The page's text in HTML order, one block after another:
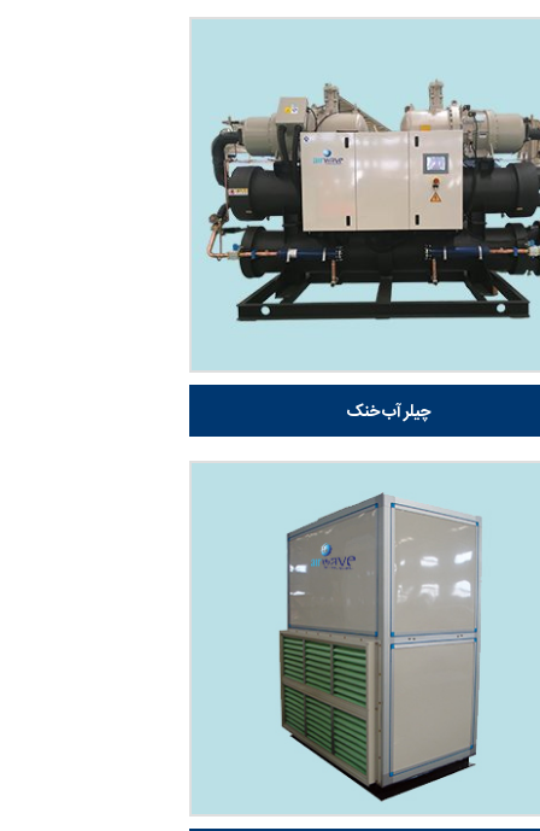
چیلر آب خنک